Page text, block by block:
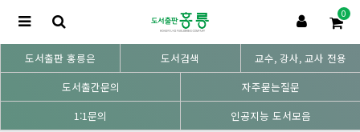
0
도서출판 홍릉은 도서검색
교수, 강사, 교사 전용
도서출간문의
자주묻는질문
1:1문의
인공지능 도서모음